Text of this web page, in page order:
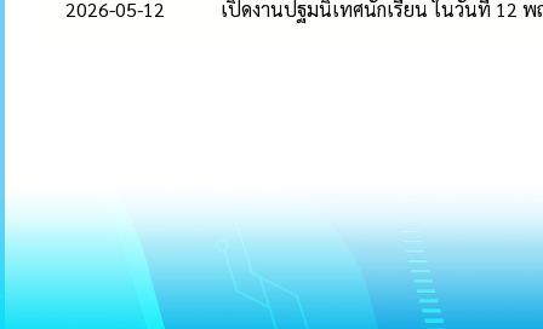
2026-05-12
เปิดงานปฐมนิเทศนักเรียน ในวันที่ 12